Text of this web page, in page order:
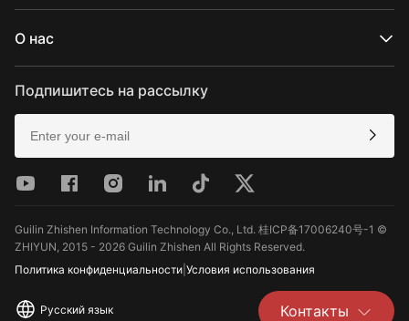
Контакты
Скачать
Услуги по ремонту
Проверить совместимость камеры
О нас
Newsroom
Контакты
Отзывы
Подпишитесь на рассылку
Guilin Zhishen Information Technology Co., Ltd. 桂ICP备17006240号-1 ©
ZHIYUN, 2015 - 2026 Guilin Zhishen All Rights Reserved.
Политика конфиденциальности Условия использования
Русский язык